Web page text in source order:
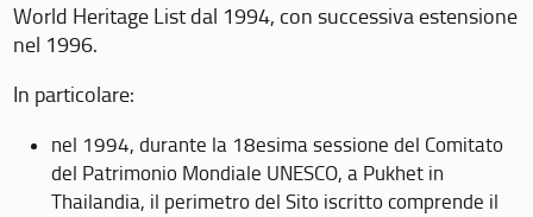
World Heritage List dal 1994, con successiva estensione
nel 1996.
In particolare:
nel 1994, durante la 18esima sessione del Comitato
del Patrimonio Mondiale UNESCO, a Pukhet in
Thailandia, il perimetro del Sito iscritto comprende il